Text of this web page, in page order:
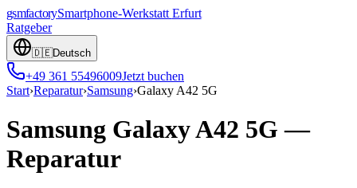
gsmfactorySmartphone-Werkstatt Erfurt
Ratgeber
🇩🇪Deutsch
+49 361 55496009Jetzt buchen
Start›Reparatur›Samsung›Galaxy A42 5G
Samsung Galaxy A42 5G —
Reparatur